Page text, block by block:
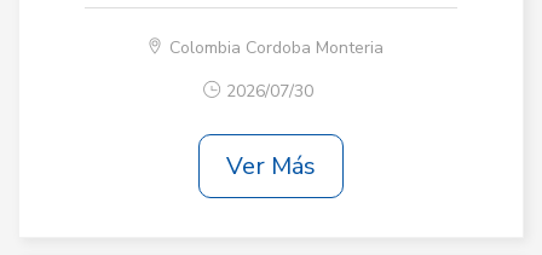
Colombia Cordoba Monteria
2026/07/30
Ver Más